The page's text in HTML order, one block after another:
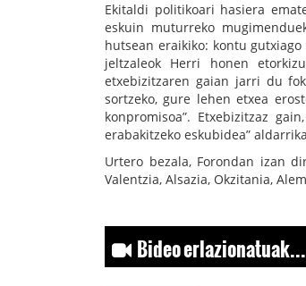
Ekitaldi politikoari hasiera
eskuin muturreko
hutsean eraikiko: kontu
jeltzaleok Herri honen
etxebizitzaren gaian jarri du
sortzeko, gure lehen etxea
konpromisoa”. Etxebizitzaz
erabakitzeko eskubidea”
Urtero bezala, Forondan izan
Valentzia, Alsazia, Okzitania,
Bideo erlazionatuak...